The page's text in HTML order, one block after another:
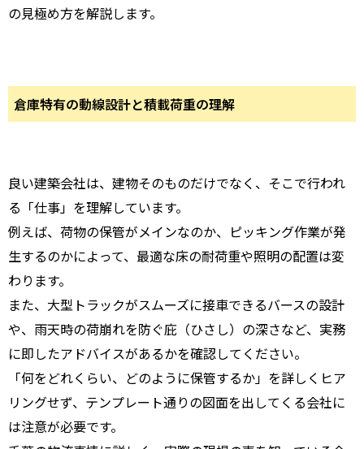
の見極め方を解説します。
倉庫特有の動線設計と積載荷重の理解
良い建築会社は、建物そのものだけでなく、そこで行われ
る「仕事」を理解しています。
例えば、荷物の保管がメインなのか、ピッキング作業が発
生するのかによって、最適な床の耐荷重や照明の配置は変
わります。
また、大型トラックがスムーズに接車できるバースの設計
や、雨天時の荷崩れを防ぐ庇（ひさし）の深さなど、実務
に即したアドバイスがあるかを確認してください。
「何をどれくらい、どのように保管するか」を詳しくヒア
リングせず、テンプレート通りの図面を出してくる会社に
は注意が必要です。